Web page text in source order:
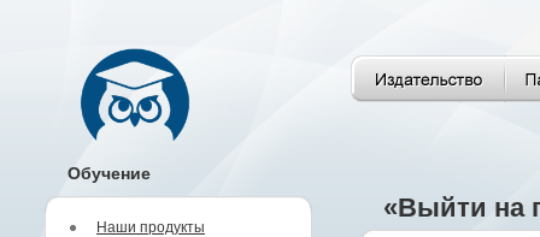
Обучение
Наши продукты
«Выйти на